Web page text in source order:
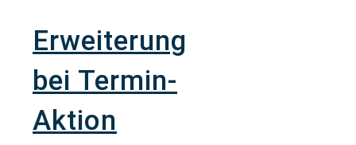
Erweiterung
bei Termin-
Aktion